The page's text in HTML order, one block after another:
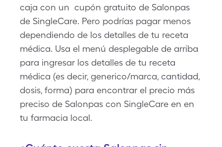
caja con un cupón gratuito de Salonpas
de SingleCare. Pero podrías pagar menos
dependiendo de los detalles de tu receta
médica. Usa el menú desplegable de arriba
para ingresar los detalles de tu receta
médica (es decir, generico/marca, cantidad,
dosis, forma) para encontrar el precio más
preciso de Salonpas con SingleCare en en
tu farmacia local.